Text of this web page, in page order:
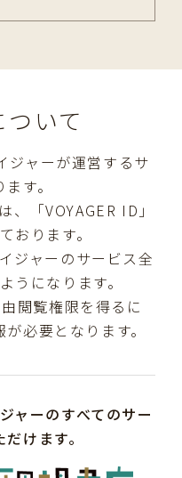
いて
ジャーが運営するサ
す。
「VOYAGER ID」
おります。
ジャーのサービス全
うになります。
閲覧権限を得るに
必要となります。
ャーのすべてのサー
けます。